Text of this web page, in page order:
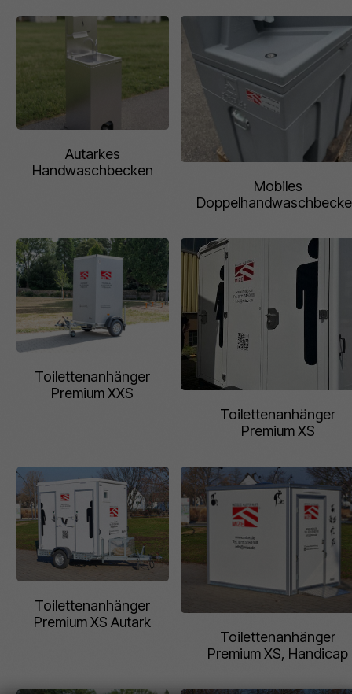
Autarkes
Handwaschbecken
Mobiles
Toilettenanhänger
Premium XXS
Toilettenanhänger
Premium XS
Toilettenanhänger
Premium XS Autark
Toilettenanhänger
Premium XS, Handicap